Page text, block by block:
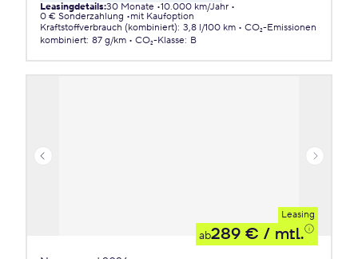
Leasingdetails:30 Monate 10.000 km/Jahr
0 € Sonderzahlung
mit Kaufoption
Kraftstoffverbrauch (kombiniert): 3,8 l/100 km
CO₂-Emissionen
kombiniert: 87 g/km CO₂-Klasse: B
Leasing
ab289 € / mtl.